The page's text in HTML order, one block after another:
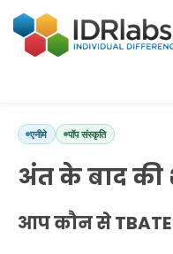
एनीमे पॉप संस्कृति
अंत के बाद
आप कौन से TBATE